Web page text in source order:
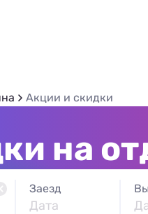
Акции и скидки
на
Заезд
Дата